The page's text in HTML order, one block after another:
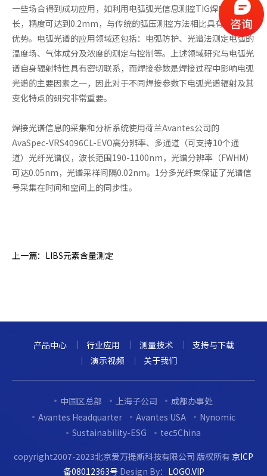
一些场合得到成功应用，如利用电弧弧光信息测控TIG焊电弧的弧
长，精度可达到0.2mm，与传统的弧压测控方法相比具有明显的
优势。电弧光谱的应用领域还包括：电弧防护、光谱法测定电弧的
温度场、气体成分及浓度的测定与控制等。上述领域研究与电弧光
谱自身辐射特性具有密切联系，而焊接参数是焊接过程中影响电弧
光谱的主要因素之一，因此对于不同焊接参数下电弧光谱辐射及其
变化特点的研究非常重要。
焊接光谱信息的采集和分析系统使用荷兰Avantes公司的
AvaSpec-VRS4096CL-EVO高分辨率、多通道（可支持10个通
道）光纤光谱仪，波长范围190-1100nm，光谱分辨率（FWHM）
可达0.05nm，光谱采样间隔0.02nm。1分多光纤束保证了光谱信
号采集在时间和空间上的同步性。
上一篇： LIBS元素含量测定
产品中心 行业应用 测量技术
支持与下载
演示视频
关于我们
中国区总部 上海子公司
成都办事处
Avantes Headquarter
Avantes USA
Nynomic
Sustainability-ESG
tec5China
copyright2007-2023北京爱万提斯科技有限公司 版权所有 京ICP
备08012363号 Design By： LOGO.VIP